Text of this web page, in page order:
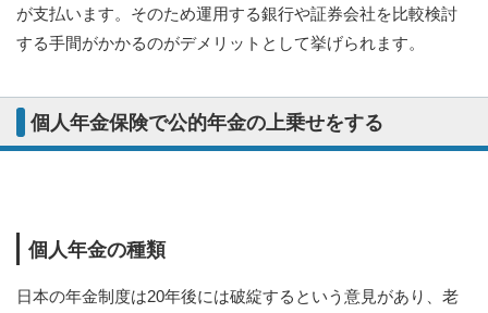
が支払います。そのため運用する銀行や証券会社を比較検討
する手間がかかるのがデメリットとして挙げられます。
個人年金保険で公的年金の上乗せをする
個人年金の種類
日本の年金制度は20年後には破綻するという意見があり、老